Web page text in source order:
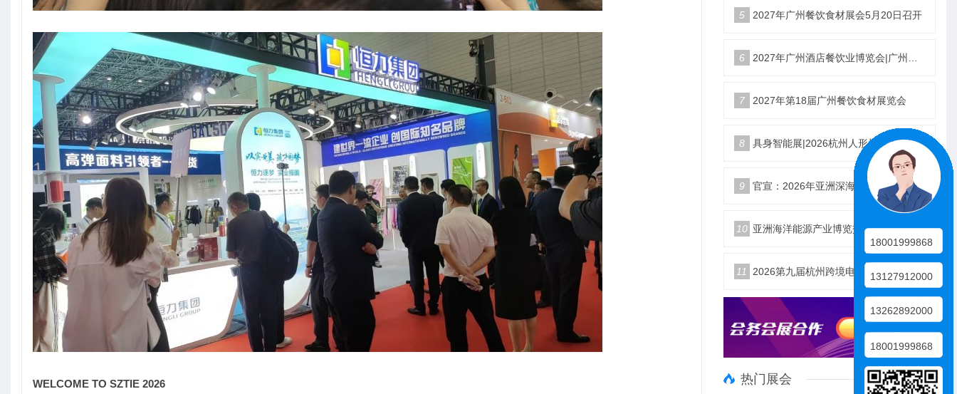
WELCOME TO SZTIE 2026
5 2027年广州餐饮食材展会5月20日召开
6 2027年广州酒店餐饮业博览会|广州餐博会
7 2027年第18届广州餐饮食材展览会
8 具身智能展|2026杭州人形机器人展|仿生机器人展5月启幕
9 官宣：2026年亚洲深海开发与海底作业装备博览交易会
10 亚洲海洋能源产业博览交易会2026年12月18日举办
11 2026第九届杭州跨境电商生态展10月25日启幕
热门展会
18001999868
13127912000
13262892000
18001999868